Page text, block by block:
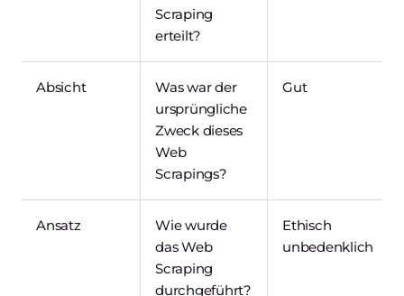
Scraping
erteilt?
Absicht
Was war der
ursprüngliche
Zweck dieses
Web
Scrapings?
Gut
Ansatz
Wie wurde
das Web
Scraping
durchgeführt?
Ethisch
unbedenklich